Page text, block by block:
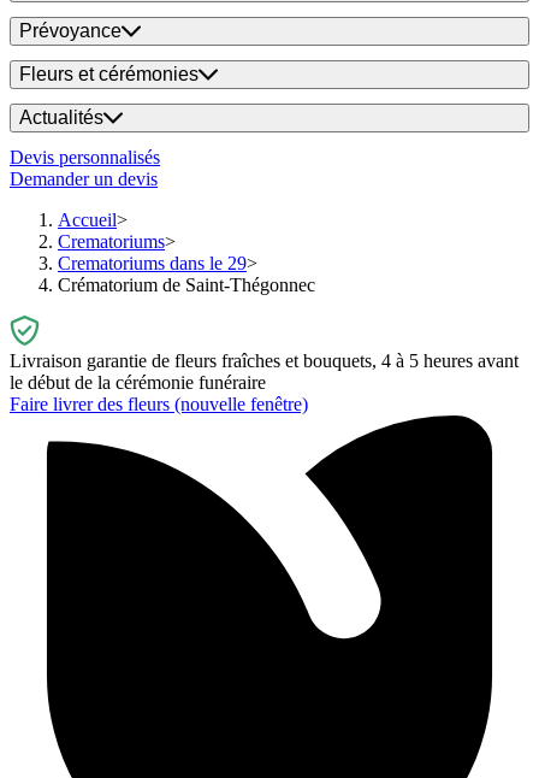
Prévoyance
Fleurs et cérémonies
Actualités
Devis personnalisés
Demander un devis
Accueil
Crematoriums
Crematoriums dans le 29
Crématorium de Saint-Thégonnec
Livraison garantie de fleurs fraîches et bouquets, 4 à 5 heures avant
le début de la cérémonie funéraire
Faire livrer des fleurs (nouvelle fenêtre)